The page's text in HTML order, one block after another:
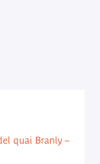
quai Branly –